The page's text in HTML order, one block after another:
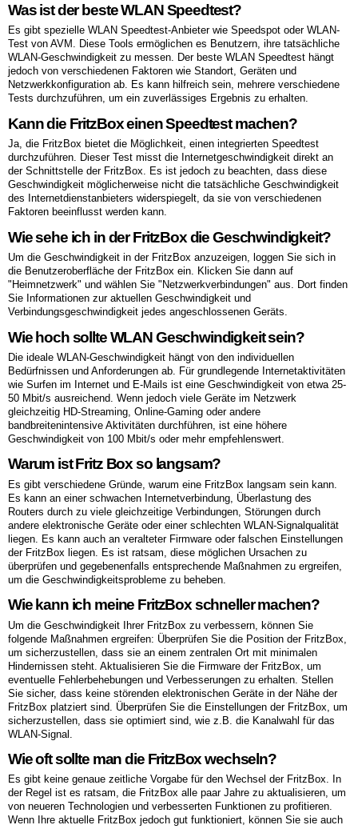
Was ist der beste WLAN Speedtest?
Es gibt spezielle WLAN Speedtest-Anbieter wie Speedspot oder WLAN-
Test von AVM. Diese Tools ermöglichen es Benutzern, ihre tatsächliche
WLAN-Geschwindigkeit zu messen. Der beste WLAN Speedtest hängt
jedoch von verschiedenen Faktoren wie Standort, Geräten und
Netzwerkkonfiguration ab. Es kann hilfreich sein, mehrere verschiedene
Tests durchzuführen, um ein zuverlässiges Ergebnis zu erhalten.
Kann die FritzBox einen Speedtest machen?
Ja, die FritzBox bietet die Möglichkeit, einen integrierten Speedtest
durchzuführen. Dieser Test misst die Internetgeschwindigkeit direkt an
der Schnittstelle der FritzBox. Es ist jedoch zu beachten, dass diese
Geschwindigkeit möglicherweise nicht die tatsächliche Geschwindigkeit
des Internetdienstanbieters widerspiegelt, da sie von verschiedenen
Faktoren beeinflusst werden kann.
Wie sehe ich in der FritzBox die Geschwindigkeit?
Um die Geschwindigkeit in der FritzBox anzuzeigen, loggen Sie sich in
die Benutzeroberfläche der FritzBox ein. Klicken Sie dann auf
"Heimnetzwerk" und wählen Sie "Netzwerkverbindungen" aus. Dort finden
Sie Informationen zur aktuellen Geschwindigkeit und
Verbindungsgeschwindigkeit jedes angeschlossenen Geräts.
Wie hoch sollte WLAN Geschwindigkeit sein?
Die ideale WLAN-Geschwindigkeit hängt von den individuellen
Bedürfnissen und Anforderungen ab. Für grundlegende Internetaktivitäten
wie Surfen im Internet und E-Mails ist eine Geschwindigkeit von etwa 25-
50 Mbit/s ausreichend. Wenn jedoch viele Geräte im Netzwerk
gleichzeitig HD-Streaming, Online-Gaming oder andere
bandbreitenintensive Aktivitäten durchführen, ist eine höhere
Geschwindigkeit von 100 Mbit/s oder mehr empfehlenswert.
Warum ist Fritz Box so langsam?
Es gibt verschiedene Gründe, warum eine FritzBox langsam sein kann.
Es kann an einer schwachen Internetverbindung, Überlastung des
Routers durch zu viele gleichzeitige Verbindungen, Störungen durch
andere elektronische Geräte oder einer schlechten WLAN-Signalqualität
liegen. Es kann auch an veralteter Firmware oder falschen Einstellungen
der FritzBox liegen. Es ist ratsam, diese möglichen Ursachen zu
überprüfen und gegebenenfalls entsprechende Maßnahmen zu ergreifen,
um die Geschwindigkeitsprobleme zu beheben.
Wie kann ich meine FritzBox schneller machen?
Um die Geschwindigkeit Ihrer FritzBox zu verbessern, können Sie
folgende Maßnahmen ergreifen: Überprüfen Sie die Position der FritzBox,
um sicherzustellen, dass sie an einem zentralen Ort mit minimalen
Hindernissen steht. Aktualisieren Sie die Firmware der FritzBox, um
eventuelle Fehlerbehebungen und Verbesserungen zu erhalten. Stellen
Sie sicher, dass keine störenden elektronischen Geräte in der Nähe der
FritzBox platziert sind. Überprüfen Sie die Einstellungen der FritzBox, um
sicherzustellen, dass sie optimiert sind, wie z.B. die Kanalwahl für das
WLAN-Signal.
Wie oft sollte man die FritzBox wechseln?
Es gibt keine genaue zeitliche Vorgabe für den Wechsel der FritzBox. In
der Regel ist es ratsam, die FritzBox alle paar Jahre zu aktualisieren, um
von neueren Technologien und verbesserten Funktionen zu profitieren.
Wenn Ihre aktuelle FritzBox jedoch gut funktioniert, können Sie sie auch